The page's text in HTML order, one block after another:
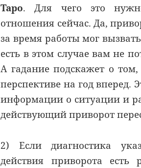
Таро. Для чего это
отношения сейчас. Да,
за время работы мог
есть в этом случае вам не
А гадание подскажет о том,
перспективе на год
информации о ситуации и
действующий приворот
2) Если диагностика
действия приворота